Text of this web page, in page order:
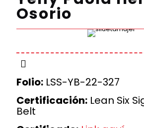
Osorio
Folio: LSS-YB-22-327
Certificación: Lean Six
Belt